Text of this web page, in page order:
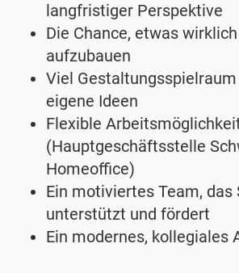
langfristiger Perspektive
Die Chance, etwas
aufzubauen
Viel
eigene Ideen
Flexible
(Hauptgeschäftsstelle
Homeoffice)
Ein motiviertes Team, das
unterstützt und fördert
Ein modernes, kollegiales